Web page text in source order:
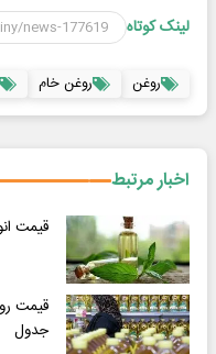
لینک کوتاه
روغن روغن خام
اخبار مرتبط
قیمت
قیمت
جدول